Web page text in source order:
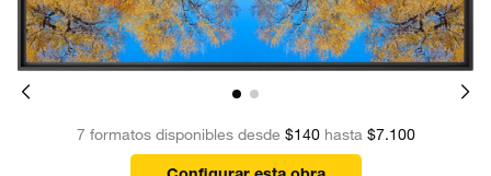
7 formatos disponibles desde $140hasta $7.100